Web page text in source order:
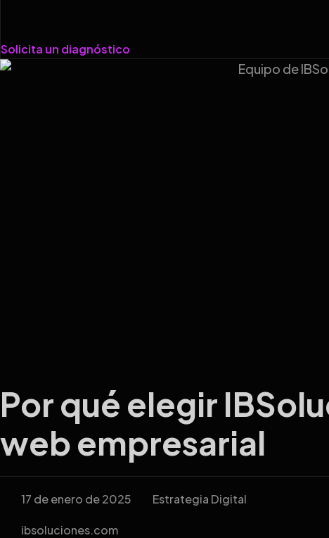
Solicita un diagnóstico
Por qué elegir
web empresarial
17 de enero de 2025 Estrategia Digital
ibsoluciones.com